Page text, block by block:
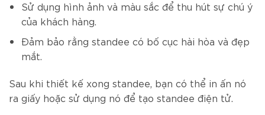
Sử dụng hình ảnh và màu sắc để thu hút sự chú ý
của khách hàng.
Đảm bảo rằng standee có bố cục hài hòa và đẹp
mắt.
Sau khi thiết kế xong standee, bạn có thể in ấn nó
ra giấy hoặc sử dụng nó để tạo standee điện tử.